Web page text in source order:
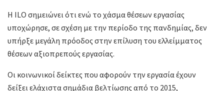
Η ILO σημειώνει ότι ενώ το χάσμα θέσεων εργασίας
υποχώρησε, σε σχέση με την περίοδο της πανδημίας, δεν
υπήρξε μεγάλη πρόοδος στην επίλυση του ελλείμματος
θέσεων αξιοπρεπούς εργασίας.
Οι κοινωνικοί δείκτες που αφορούν την εργασία έχουν
δείξει ελάχιστα σημάδια βελτίωσης από το 2015,